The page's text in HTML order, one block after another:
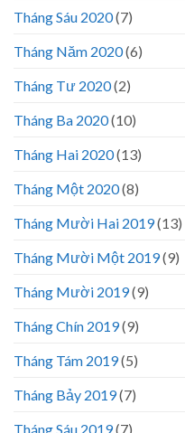
Tháng Sáu 2020(7)
Tháng Năm 2020(6)
Tháng Tư 2020(2)
Tháng Ba 2020(10)
Tháng Hai 2020(13)
Tháng Một 2020(8)
Tháng Mười Hai 2019(13)
Tháng Mười Một 2019(9)
Tháng Mười 2019(9)
Tháng Chín 2019(9)
Tháng Tám 2019(5)
Tháng Bảy 2019(7)
Tháng Sáu 2019(7)